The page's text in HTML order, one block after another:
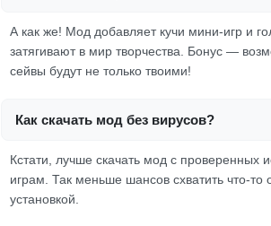
А как же! Мод добавляет кучи мини-игр и
затягивают в мир творчества. Бонус —
сейвы будут не только твоими!
Как скачать мод без вирусов?
Кстати, лучше скачать мод с проверенных
играм. Так меньше шансов схватить что-
установкой.